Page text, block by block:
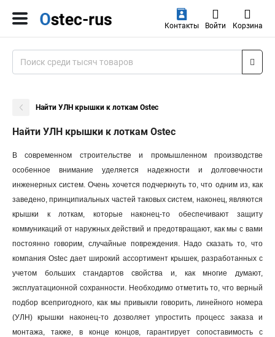
Контакты Войти Корзина
Найти УЛН крышки к лоткам Ostec
Найти УЛН крышки к лоткам Ostec
В современном строительстве и промышленном производстве
особенное внимание уделяется надежности и долговечности
инженерных систем. Очень хочется подчеркнуть то, что одним из, как
заведено, принципиальных частей таковых систем, наконец, являются
крышки к лоткам, которые наконец-то обеспечивают защиту
коммуникаций от наружных действий и предотвращают, как мы с вами
постоянно говорим, случайные повреждения. Надо сказать то, что
компания Ostec дает широкий ассортимент крышек, разработанных с
учетом больших стандартов свойства и, как многие думают,
эксплуатационной сохранности. Необходимо отметить то, что верный
подбор всепригодного, как мы привыкли говорить, линейного номера
(УЛН) крышки наконец-то дозволяет упростить процесс заказа и
монтажа, также, в конце концов, гарантирует сопоставимость с